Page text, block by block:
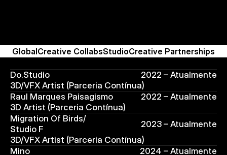
GlobalCreative CollabsStudioCreative Partnerships
Do.Studio
2022 – Atualmente
3D/VFX Artist (Parceria Contínua)
Raul Marques Paisagismo
2022 – Atualmente
3D Artist (Parceria Contínua)
Migration Of Birds/
Studio F
2023 – Atualmente
3D/VFX Artist (Parceria Contínua)
Mino
2024 – Atualmente